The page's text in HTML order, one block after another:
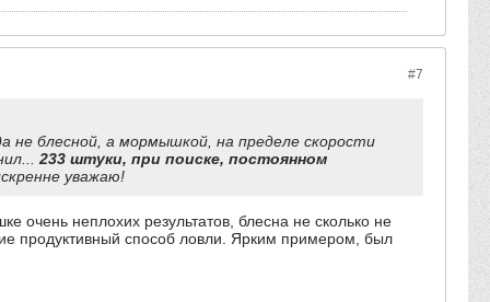
#7
не блесной, а мормышкой, на пределе скорости
233 штуки, при поиске, постоянном
уважаю!
очень неплохих результатов, блесна не сколько не
продуктивный способ ловли. Ярким примером, был